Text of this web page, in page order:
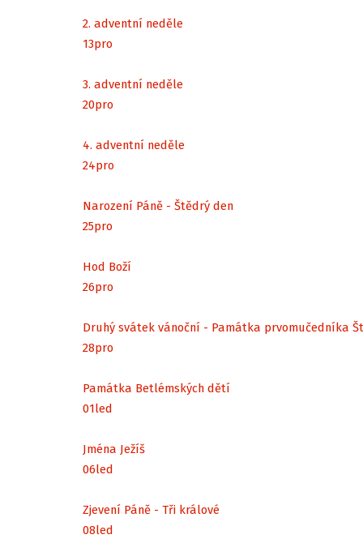
2. adventní neděle
13pro
3. adventní neděle
20pro
4. adventní neděle
24pro
Narození Páně - Štědrý den
25pro
Hod Boží
26pro
Druhý svátek vánoční - Památka prvomučedníka
28pro
Památka Betlémských dětí
01led
Jména Ježíš
06led
Zjevení Páně - Tři králové
08led